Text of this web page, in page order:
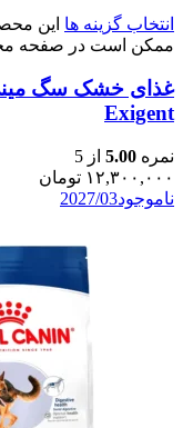
انتخاب گزینه ها این
ممکن است در صفحه
Exigent
نمره 5.00 از 5
۱۲,۳۰۰,۰۰۰ تومان
ناموجود2027/03